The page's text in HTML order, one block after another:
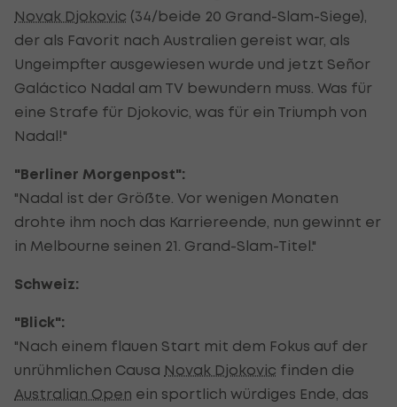
Novak Djokovic (34/beide 20 Grand-Slam-Siege),
der als Favorit nach Australien gereist war, als
Ungeimpfter ausgewiesen wurde und jetzt Señor
Galáctico Nadal am TV bewundern muss. Was für
eine Strafe für Djokovic, was für ein Triumph von
Nadal!"
"Berliner Morgenpost":
"Nadal ist der Größte. Vor wenigen Monaten
drohte ihm noch das Karriereende, nun gewinnt er
in Melbourne seinen 21. Grand-Slam-Titel."
Schweiz:
"Blick":
"Nach einem flauen Start mit dem Fokus auf der
unrühmlichen Causa Novak Djokovic finden die
Australian Open ein sportlich würdiges Ende, das